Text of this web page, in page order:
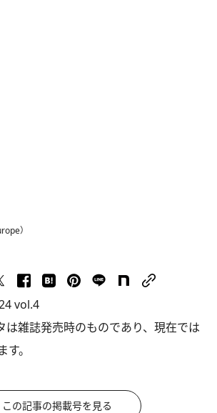
）
vol.4
雑誌発売時のものであり、現在では
。
この記事の掲載号を見る